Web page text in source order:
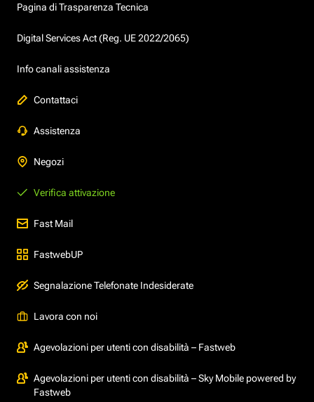
Pagina di Trasparenza Tecnica
Digital Services Act (Reg. UE 2022/2065)
Info canali assistenza
Contattaci
Assistenza
Negozi
Verifica attivazione
Fast Mail
FastwebUP
Segnalazione Telefonate Indesiderate
Lavora con noi
Agevolazioni per utenti con disabilità – Fastweb
Agevolazioni per utenti con disabilità – Sky Mobile powered by
Fastweb